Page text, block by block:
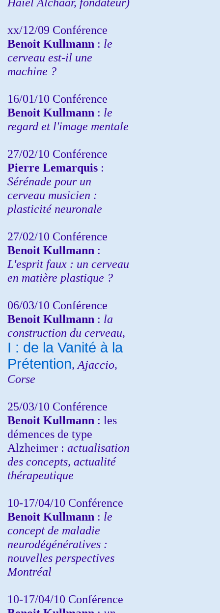
xx/12/09 Conférence
Benoit Kullmann : le
cerveau est-il une
machine ?
16/01/10 Conférence
Benoit Kullmann : le
regard et l'image mentale
27/02/10 Conférence
Pierre Lemarquis :
Sérénade pour un
cerveau musicien :
plasticité neuronale
27/02/10 Conférence
Benoit Kullmann :
L'esprit faux : un cerveau
en matière plastique ?
06/03/10 Conférence
Benoit Kullmann : la
construction du cerveau,
I : de la Vanité à la
Prétention, Ajaccio,
Corse
25/03/10 Conférence
Benoit Kullmann : les
démences de type
Alzheimer : actualisation
des concepts, actualité
thérapeutique
10-17/04/10 Conférence
Benoit Kullmann : le
concept de maladie
neurodégénératives :
nouvelles perspectives
Montréal
10-17/04/10 Conférence